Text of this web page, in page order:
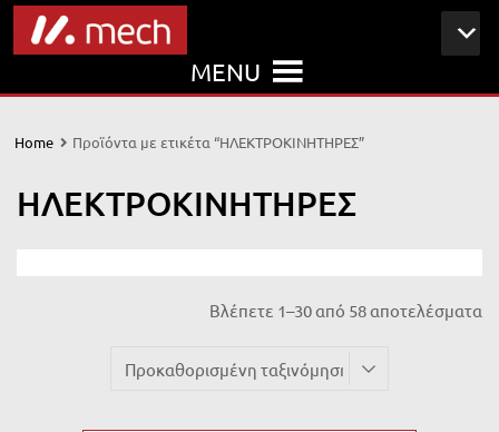
MENU
Home Προϊόντα με ετικέτα “ΗΛΕΚΤΡΟΚΙΝΗΤΗΡΕΣ”
ΗΛΕΚΤΡΟΚΙΝΗΤΗΡΕΣ
Βλέπετε 1–30 από 58 αποτελέσματα